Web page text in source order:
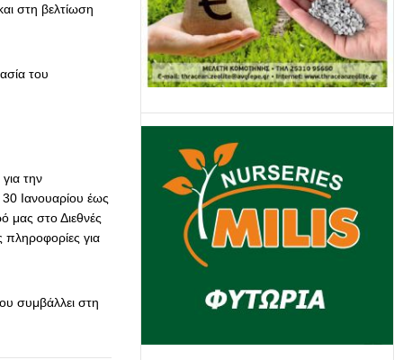
στη βελτίωση
του
την
Ιανουαρίου έως
μας στο Διεθνές
για
συμβάλλει στη